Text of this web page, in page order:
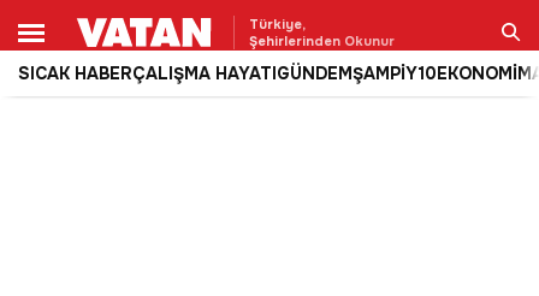
Türkiye,
Şehirlerinden Okunur
SICAK HABERÇALIŞMA HAYATIGÜNDEMŞAMPİY10EKONOMİ
Ara